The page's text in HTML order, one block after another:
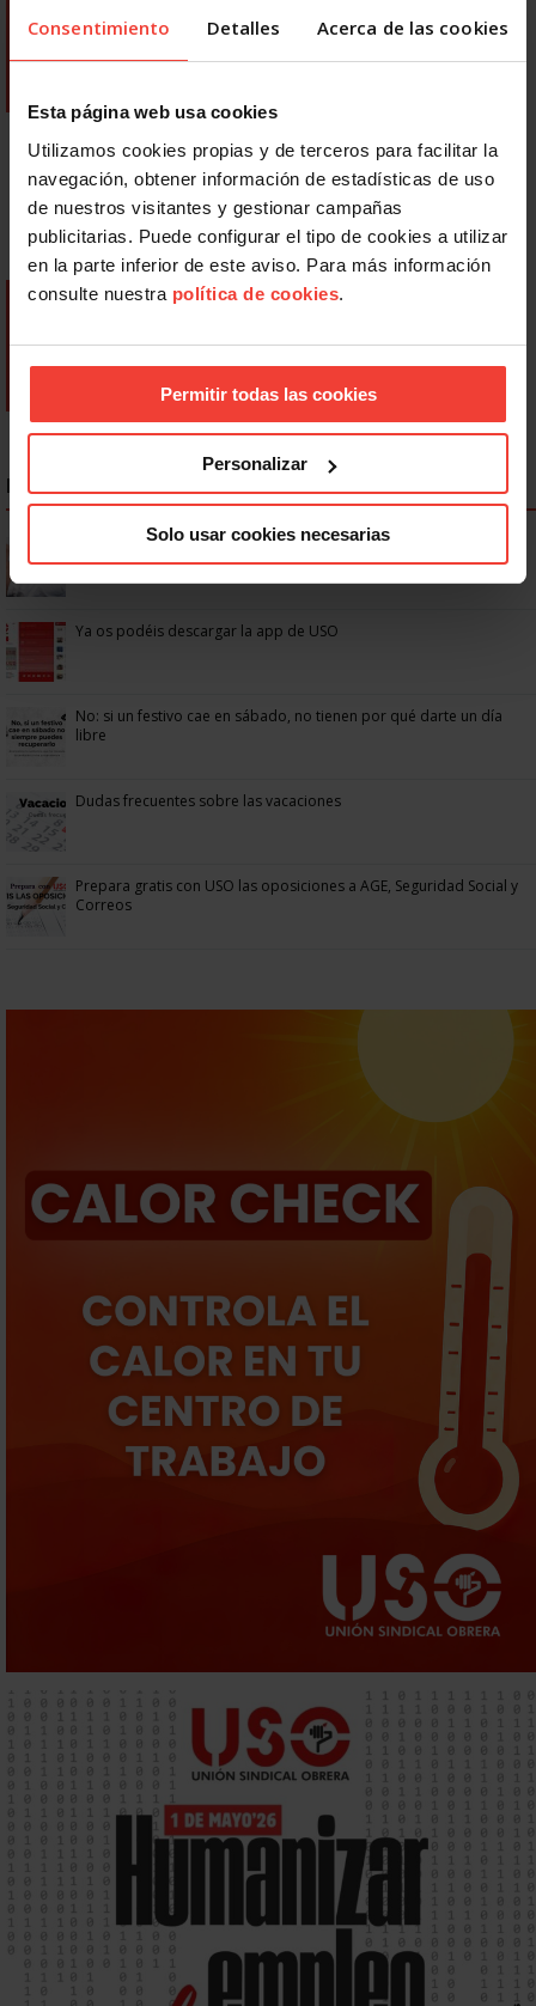
Consentimiento Detalles Acerca de las cookies
Esta página web usa cookies
Utilizamos cookies propias y de terceros para facilitar la
navegación, obtener información de estadísticas de uso
de nuestros visitantes y gestionar campañas
publicitarias. Puede configurar el tipo de cookies a utilizar
en la parte inferior de este aviso. Para más información
consulte nuestra política de cookies.
Permitir todas las cookies
Personalizar
Solo usar cookies necesarias
NOTICIAS MÁS LEÍDAS
Se actualizan las patologías para acceder a la jubilación
anticipada por discapacidad
Ya os podéis descargar la app de USO
No: si un festivo cae en sábado, no tienen por qué darte un día
libre
Dudas frecuentes sobre las vacaciones
Prepara gratis con USO las oposiciones a AGE, Seguridad Social y
Correos